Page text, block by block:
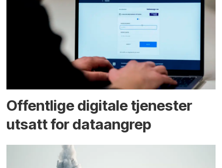
Offentlige digitale tjenester
utsatt for dataangrep